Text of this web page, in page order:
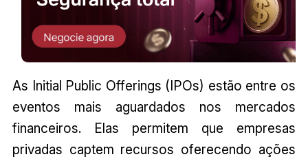
As Initial Public Offerings (IPOs) estão entre os
eventos mais aguardados nos mercados
financeiros. Elas permitem que empresas
privadas captem recursos oferecendo ações